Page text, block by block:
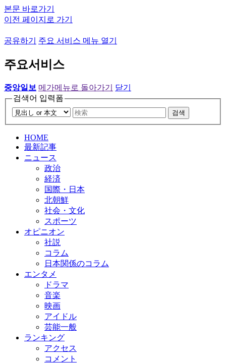
본문 바로가기
이전 페이지로 가기
공유하기 주요 서비스 메뉴 열기
주요서비스
중앙일보 메가메뉴로 돌아가기
닫기
검색어 입력폼
검색
HOME
最新記事
ニュース
政治
経済
国際・日本
北朝鮮
社会・文化
スポーツ
オピニオン
社説
コラム
日本関係のコラム
エンタメ
ドラマ
音楽
映画
アイドル
芸能一般
ランキング
アクセス
コメント